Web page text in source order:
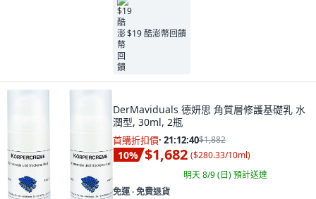
$19 酷澎幣回饋
DerMaviduals 德妍思 角質層修護基礎乳 水
潤型, 30ml, 2瓶
首購折扣價· 21:12:39$1,882
10% $1,682 ($280.33/10ml)
明天 8/9 (日)預計送達
免運 ∙ 免費退貨